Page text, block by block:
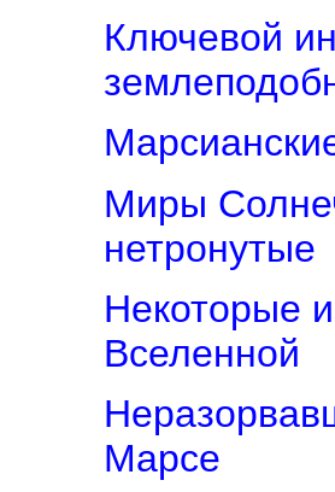
Ключевой
Миры
нетронутые
Некоторые
Вселенной
Марсе